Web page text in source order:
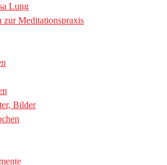
Lung
zur Meditationspraxis
Bilder